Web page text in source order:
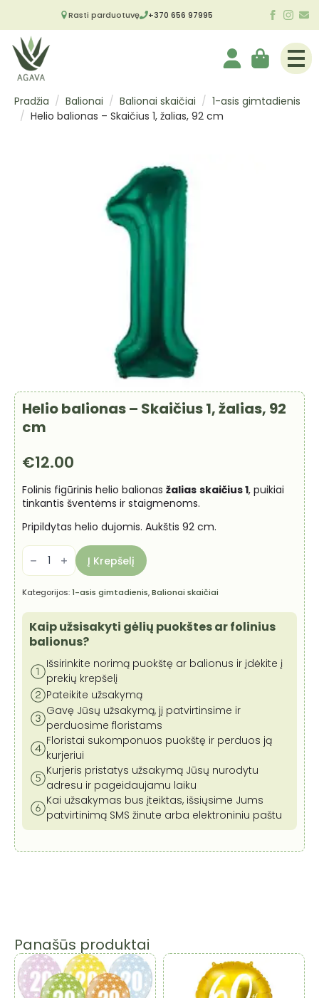
Rasti parduotuvę +370 656 97995
Pradžia Balionai Balionai skaičiai
1-asis gimtadienis
Helio balionas – Skaičius 1, žalias, 92 cm
Helio balionas – Skaičius 1, žalias, 92
cm
€12.00
Folinis figūrinis helio balionas žalias skaičius 1, puikiai
tinkantis šventėms ir staigmenoms.
Pripildytas helio dujomis. Aukštis 92 cm.
produkto
kiekis:
Helio
balionas
-
Skaičius
1,
žalias,
92
cm
Į Krepšelį
Kategorijos:1-asis gimtadienis,Balionai skaičiai
Kaip užsisakyti gėlių puokštes ar folinius
balionus?
Išsirinkite norimą puokštę ar balionus ir įdėkite į
prekių krepšelį
Pateikite užsakymą
Gavę Jūsų užsakymą, jį patvirtinsime ir
perduosime floristams
Floristai sukomponuos puokštę ir perduos ją
kurjeriui
Kurjeris pristatys užsakymą Jūsų nurodytu
adresu ir pageidaujamu laiku
Kai užsakymas bus įteiktas, išsiųsime Jums
patvirtinimą SMS žinute arba elektroniniu paštu
Panašūs produktai